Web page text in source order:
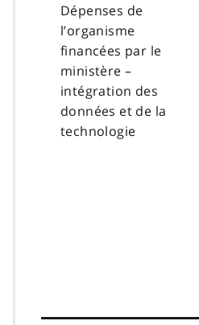
Dépenses de
l’organisme
financées par le
ministère –
intégration des
données et de la
technologie